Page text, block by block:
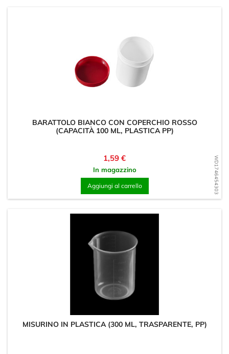
WD1746454303
BARATTOLO BIANCO CON COPERCHIO ROSSO
(CAPACITÀ 100 ML, PLASTICA PP)
Prezzo
1,59 €
In magazzino
Aggiungi al carrello
MISURINO IN PLASTICA (300 ML, TRASPARENTE, PP)